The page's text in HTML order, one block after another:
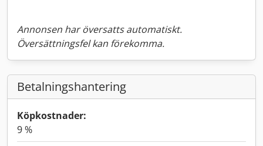
Annonsen har översatts automatiskt.
Översättningsfel kan förekomma.
Betalningshantering
Köpkostnader:
9 %